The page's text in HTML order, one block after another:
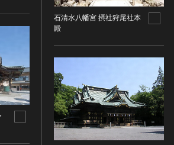
石清水八幡宮 摂社狩尾社本
殿
国]
[中国]
民俗文化財)
民俗文化財)
念物)
- RIGHTSHOLDER(S) UNLOCATABLE
（著作権あり-著作権者不明）
- CONTRACTUAL
（著作権なし-契約による制限あり）
- NONCOMMERCIAL USE ONLY（著
目的のみ利用可）
- OTHER KNOWN LEGAL
（著作権なし-他の法的制限あり）
- UNITED STATES（著作権なし-米国